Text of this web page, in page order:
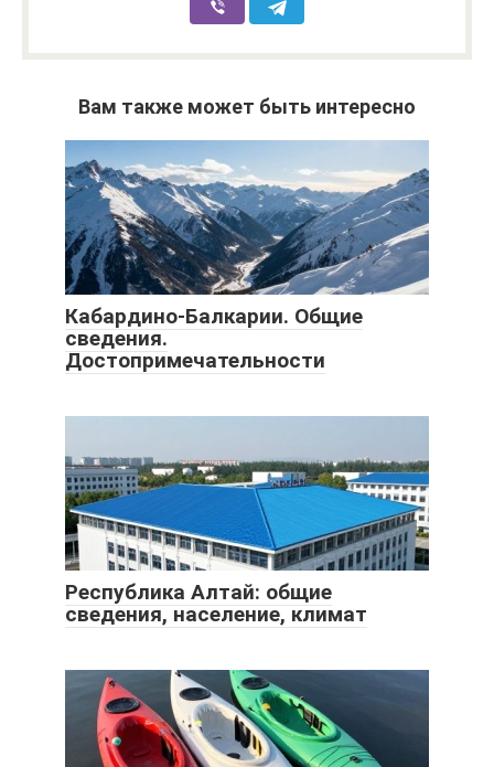
Вам также может быть интересно
Кабардино-Балкарии. Общие
сведения.
Достопримечательности
Республика Алтай: общие
сведения, население, климат